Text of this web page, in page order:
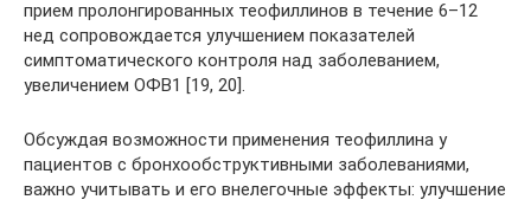
прием пролонгированных теофиллинов в течение 6–12
нед сопровождается улучшением показателей
симптоматического контроля над заболеванием,
увеличением ОФВ1 [19, 20].
Обсуждая возможности применения теофиллина у
пациентов с бронхообструктивными заболеваниями,
важно учитывать и его внелегочные эффекты: улучшение